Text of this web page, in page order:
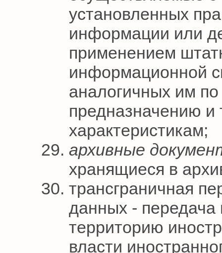
установленных
информации или
применением
информационной
аналогичных им
предназначению и
характеристикам;
архивные
хранящиеся в
трансграничная
данных -
территорию
власти